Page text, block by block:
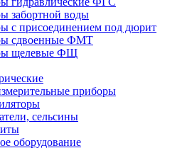
забортной воды
с присоединением под дюрит
сдвоенные ФМТ
щелевые ФЩ
приборы
сельсины
оборудование